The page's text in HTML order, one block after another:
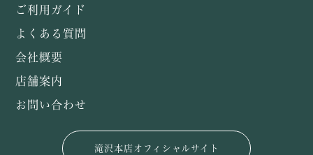
ご利用ガイド
よくある質問
会社概要
店舗案内
お問い合わせ
滝沢本店オフィシャルサイト